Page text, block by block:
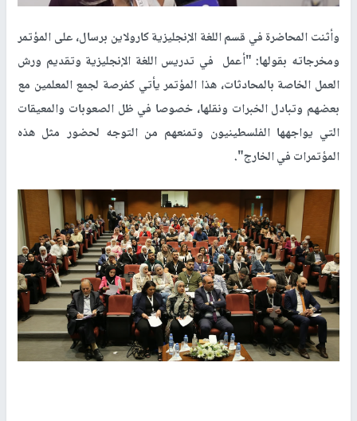
وأثنت المحاضرة في قسم اللغة الإنجليزية كارولاين برسال، على المؤتمر
ومخرجاته بقولها: "أعمل في تدريس اللغة الإنجليزية وتقديم ورش
العمل الخاصة بالمحادثات، هذا المؤتمر يأتي كفرصة لجمع المعلمين مع
بعضهم وتبادل الخبرات ونقلها، خصوصا في ظل الصعوبات والمعيقات
التي يواجهها الفلسطينيون وتمنعهم من التوجه لحضور مثل هذه
المؤتمرات في الخارج".